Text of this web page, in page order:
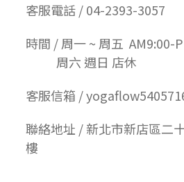
客服電話 / 04-2393-3057
時間 / 周一 ~ 周五 AM9:00-
周六 週日 店休
客服信箱 /
聯絡地址 / 新北市新店區二
樓